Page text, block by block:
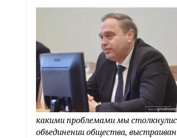
какими проблемами мы
объединении общества,